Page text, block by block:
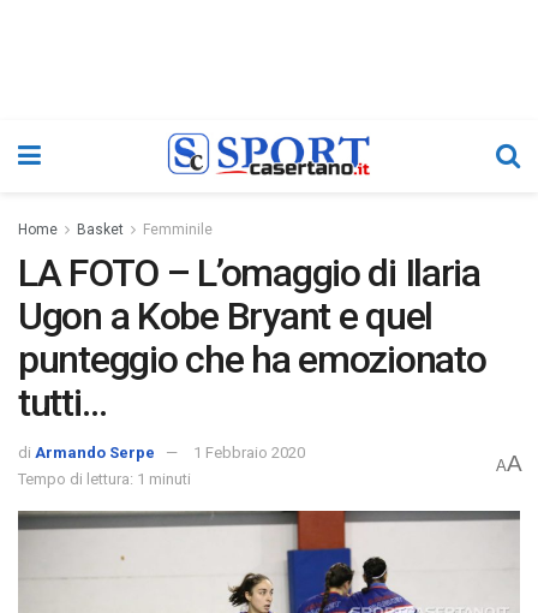
Home Basket Femminile
LA FOTO – L’omaggio di Ilaria
Ugon a Kobe Bryant e quel
punteggio che ha emozionato
tutti…
di Armando Serpe
1 Febbraio 2020
Tempo di lettura: 1 minuti
AA